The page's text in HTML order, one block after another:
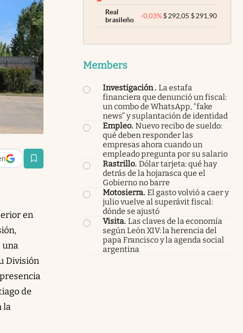
pestaña
en
una
División
de
la
Real
brasileño
-0,03% $292,05 $291,90
Members
Investigación. La estafa
financiera que denunció un fiscal:
un combo de WhatsApp, “fake
news” y suplantación de identidad
Empleo. Nuevo recibo de sueldo:
qué deben responder las
empresas ahora cuando un
empleado pregunta por su salario
Rastrillo. Dólar tarjeta: qué hay
detrás de la hojarasca que el
Gobierno no barre
Motosierra. El gasto volvió a caer y
julio vuelve al superávit fiscal:
dónde se ajustó
Visita. Las claves de la economía
según León XIV: la herencia del
papa Francisco y la agenda social
argentina